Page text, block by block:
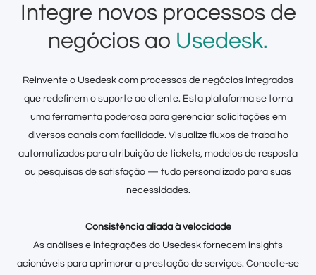
Integre novos processos de
negócios ao Usedesk.
Reinvente o Usedesk com processos de negócios integrados
que redefinem o suporte ao cliente. Esta plataforma se torna
uma ferramenta poderosa para gerenciar solicitações em
diversos canais com facilidade. Visualize fluxos de trabalho
automatizados para atribuição de tickets, modelos de resposta
ou pesquisas de satisfação — tudo personalizado para suas
necessidades.
Consistência aliada à velocidade
As análises e integrações do Usedesk fornecem insights
acionáveis ​​para aprimorar a prestação de serviços. Conecte-se